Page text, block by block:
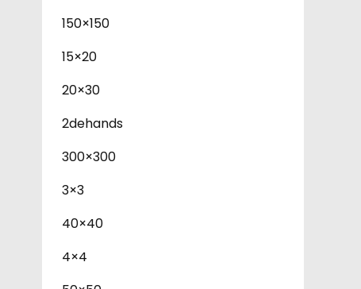
150×150
15×20
20×30
2dehands
300×300
3×3
40×40
4×4